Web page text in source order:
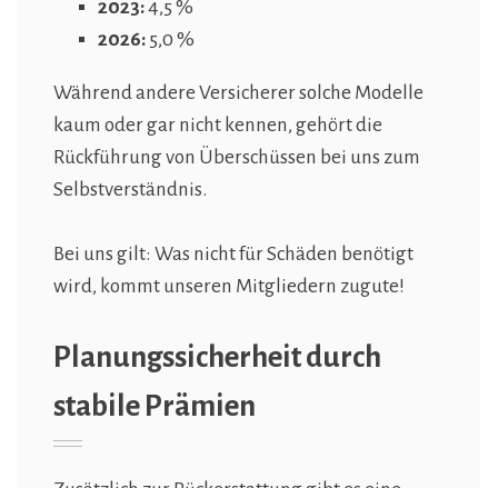
2023:4,5 %
2026: 5,0 %
Während andere Versicherer solche Modelle
kaum oder gar nicht kennen, gehört die
Rückführung von Überschüssen bei uns zum
Selbstverständnis.
Bei uns gilt: Was nicht für Schäden benötigt
wird, kommt unseren Mitgliedern zugute!
Planungssicherheit durch
stabile Prämien